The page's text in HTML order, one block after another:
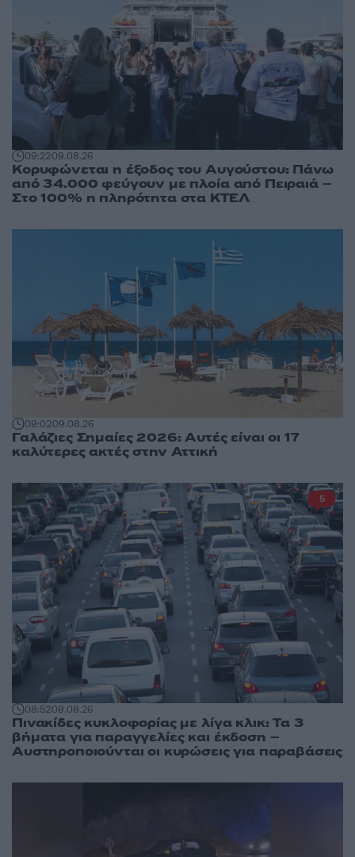
09:2209.08.26
Κορυφώνεται η έξοδος του Αυγούστου: Πάνω
από 34.000 φεύγουν με πλοία από Πειραιά –
Στο 100% η πληρότητα στα ΚΤΕΛ
09:0209.08.26
Γαλάζιες Σημαίες 2026: Αυτές είναι οι 17
καλύτερες ακτές στην Αττική
08:5209.08.26
Πινακίδες κυκλοφορίας με λίγα κλικ: Τα 3
βήματα για παραγγελίες και έκδοση –
Αυστηροποιούνται οι κυρώσεις για παραβάσεις
5